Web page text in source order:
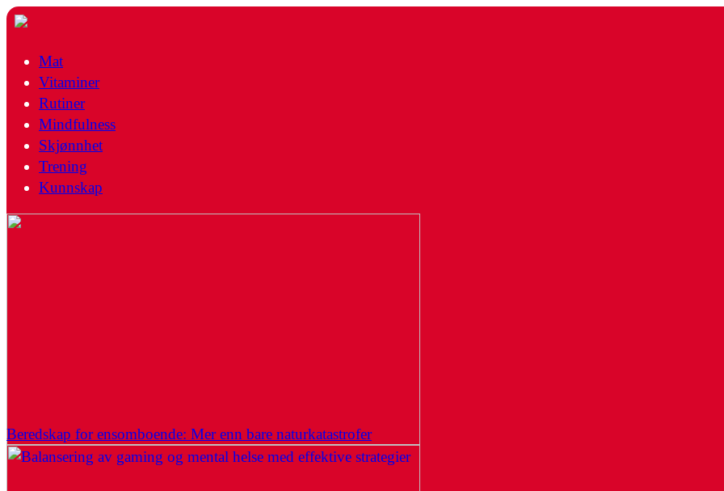
Mat
Vitaminer
Rutiner
Mindfulness
Skjønnhet
Trening
Kunnskap
Beredskap for ensomboende: Mer enn bare naturkatastrofer